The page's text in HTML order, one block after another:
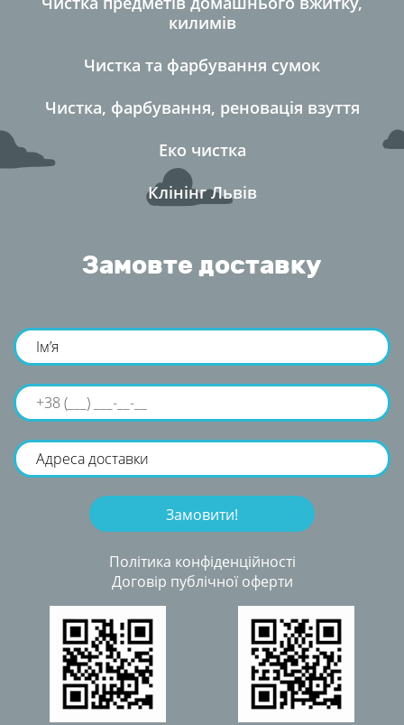
килимі
Чистка та фарбування сумок
Чистка, фарбування, реновація взуття
Еко чистка
Клінінг Льві
Замовте доставку
Політика конфіденційності
Договір публічної оферти